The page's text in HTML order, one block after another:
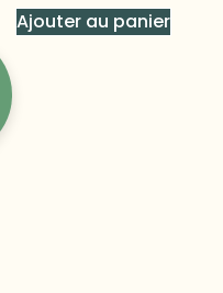
Ajouter au panier